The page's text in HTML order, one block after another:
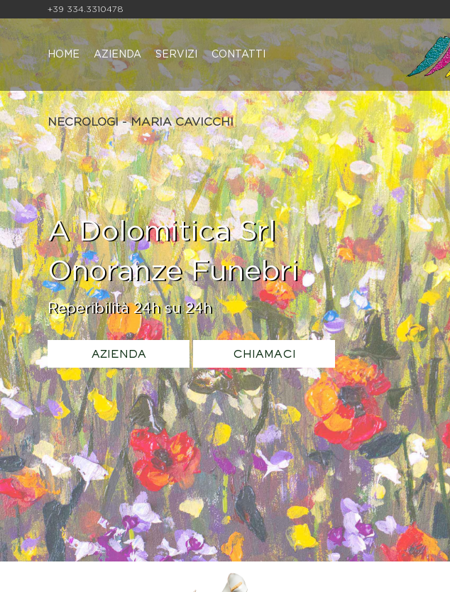
+39 334.3310478
HOME AZIENDA SERVIZI CONTATTI
A Dolomitica Srl
Onoranze Funebri
Reperibilità 24h su 24h
AZIENDA CHIAMACI
NECROLOGI - MARIA CAVICCHI